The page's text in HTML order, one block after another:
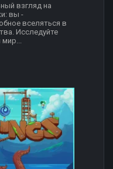
взгляд на
вы -
вселяться в
Исследуйте